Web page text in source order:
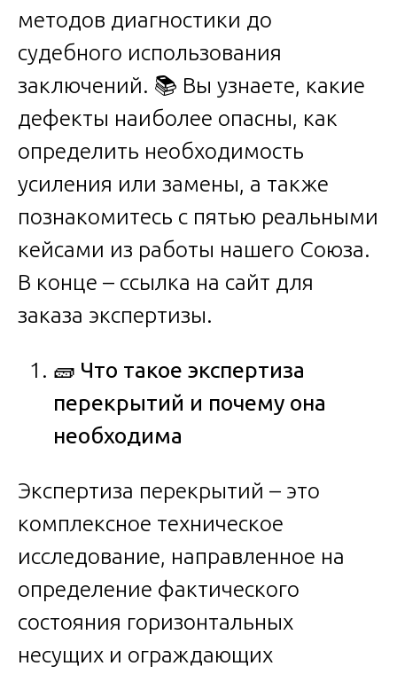
методов диагностики до
судебного использования
заключений. 📚 Вы узнаете, какие
дефекты наиболее опасны, как
определить необходимость
усиления или замены, а также
познакомитесь с пятью реальными
кейсами из работы нашего Союза.
В конце – ссылка на сайт для
заказа экспертизы.
🧱 Что такое экспертиза
перекрытий и почему она
необходима
Экспертиза перекрытий – это
комплексное техническое
исследование, направленное на
определение фактического
состояния горизонтальных
несущих и ограждающих